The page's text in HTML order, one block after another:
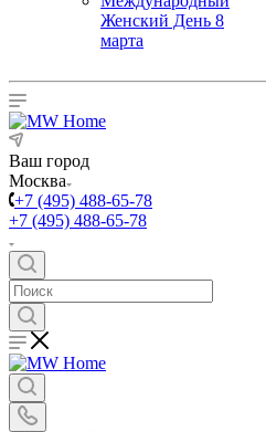
Женский День 8
марта
Ваш город
Москва
+7 (495) 488-65-78
+7 (495) 488-65-78